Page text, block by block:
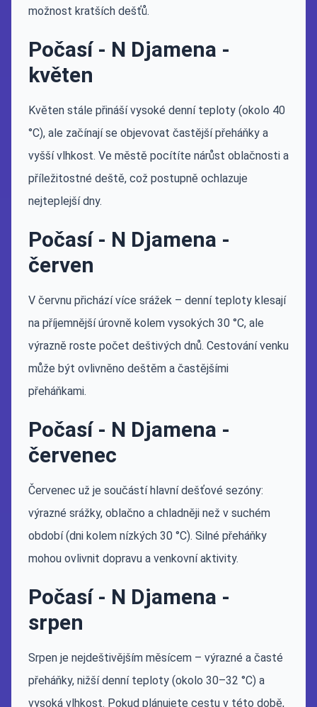
možnost kratších dešťů.
Počasí - N Djamena -
květen
Květen stále přináší vysoké denní teploty (okolo 40
°C), ale začínají se objevovat častější přeháňky a
vyšší vlhkost. Ve městě pocítíte nárůst oblačnosti a
příležitostné deště, což postupně ochlazuje
nejteplejší dny.
Počasí - N Djamena -
červen
V červnu přichází více srážek – denní teploty klesají
na příjemnější úrovně kolem vysokých 30 °C, ale
výrazně roste počet deštivých dnů. Cestování venku
může být ovlivněno deštěm a častějšími
přeháňkami.
Počasí - N Djamena -
červenec
Červenec už je součástí hlavní dešťové sezóny:
výrazné srážky, oblačno a chladněji než v suchém
období (dni kolem nízkých 30 °C). Silné přeháňky
mohou ovlivnit dopravu a venkovní aktivity.
Počasí - N Djamena -
srpen
Srpen je nejdeštivějším měsícem – výrazné a časté
přeháňky, nižší denní teploty (okolo 30–32 °C) a
vysoká vlhkost. Pokud plánujete cestu v této době,